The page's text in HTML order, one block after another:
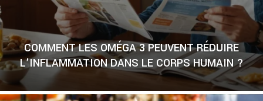
COMMENT LES OMÉGA 3 PEUVENT RÉDUIRE
L’INFLAMMATION DANS LE CORPS HUMAIN ?